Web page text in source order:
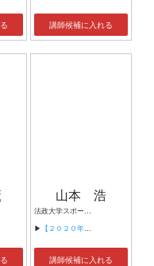
講師候補に入れる
山本 浩
法政大学スポーツ健康学部長 元NHK解説委員
▶ 【２０２０年東京大会成功の鍵を探す～『おもてなし』の灯をともせ～】
講師候補に入れる